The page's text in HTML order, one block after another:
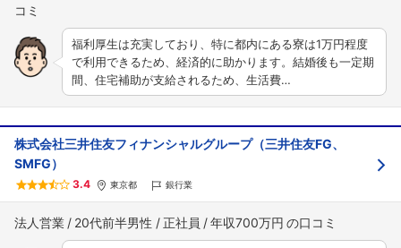
福利厚生は充実しており、特に都内にある寮は1万円程度
で利用できるため、経済的に助かります。結婚後も一定期
間、住宅補助が支給されるため、生活費…
株式会社三井住友フィナンシャルグループ（三井住友FG、
SMFG）
3.4 東京都 銀行業
法人営業 20代前半男性 正社員 年収700万円